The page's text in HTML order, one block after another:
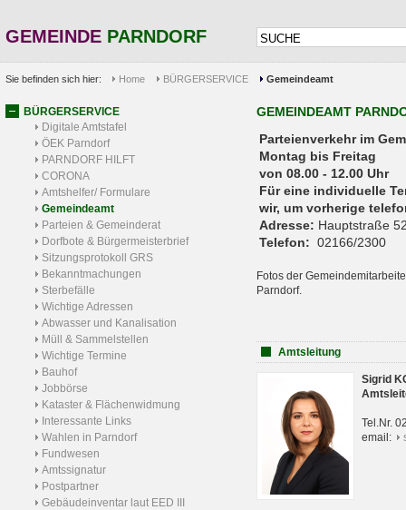
GEMEINDE PARNDORF
Sie befinden sich hier: Home BÜRGERSERVICE Gemeindeamt
BÜRGERSERVICE
Digitale Amtstafel
ÖEK Parndorf
PARNDORF HILFT
CORONA
Amtshelfer/ Formulare
Gemeindeamt
Parteien & Gemeinderat
Dorfbote & Bürgermeisterbrief
Sitzungsprotokoll GRS
Bekanntmachungen
Sterbefälle
Wichtige Adressen
Abwasser und Kanalisation
Müll & Sammelstellen
Wichtige Termine
Bauhof
Jobbörse
Kataster & Flächenwidmung
Interessante Links
Wahlen in Parndorf
Fundwesen
Amtssignatur
Postpartner
Gebäudeinventar laut EED III
GEMEINDEAMT
Parteienverkehr
Montag bis Freitag
von 08.00 - 12.00 Uhr
Für eine individuelle
wir, um vorherige
Adresse: Hauptstraße
Telefon: 02166/2300
Fotos der
Parndorf.
Amtsleitung
Sigrid
Tel.Nr.
email: